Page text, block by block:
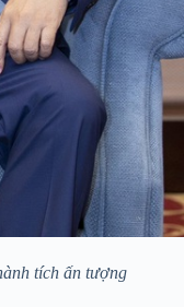
tích ấn tượng